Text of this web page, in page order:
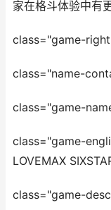
家在格斗体验中有
class="game-
class="name-
class="game-
class="game-
LOVEMAX
class="game-